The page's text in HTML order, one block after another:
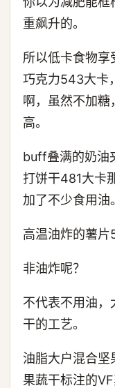
重飙升的。
所以低卡食物享
巧克力543大卡
啊，虽然不加糖
高。
buff叠满的奶油
打饼干481大卡
加了不少食用油。
高温油炸的薯片
非油炸呢？
不代表不用油
干的工艺。
油脂大户混合
果蔬干标注的